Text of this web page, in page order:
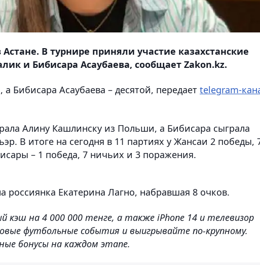
В турнире приняли участие казахстанские
и Бибисара Асаубаева, сообщает Zakon.kz.
Бибисара Асаубаева – десятой, передает telegram-
Алину Кашлинску из Польши, а Бибисара сыграла
В итоге на сегодня в 11 партиях у Жансаи 2 победы,
– 1 победа, 7 ничьих и 3 поражения.
россиянка Екатерина Лагно, набравшая 8 очков.
кэш на 4 000 000 тенге, а также iPhone 14 и телевизор
футбольные события и выигрывайте по-крупному.
бонусы на каждом этапе.